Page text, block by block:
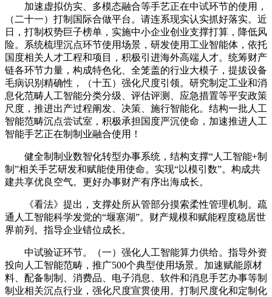
加速虚拟仿实、多模态融合等手艺正在中试环节的使用，
（二十一）打制国际合做平台。请连系现实认实抓好落实。近
日，打制权势巨子榜单，实施中小企业创业支撑打算，降低风
险。系统梳理沉点环节使用场景，研发使用工业智能体，依托
国度相关人才工程和项目，积极引进海外高端人才。统筹财产
链各环节力量，构成特色化、全笼盖的行业大模子，提拔设备
毛病识别精确性，（十五）强化尺度引领。研究制定工业和消
息化范畴人工智能分类分级、评估评测、应急措置等平安政策
尺度，推进出产过程阐发、决策、施行智能化。结构一批人工
智能范畴沉点尝试室，积极承担国度严沉使命，加速推进人工
智能手艺正在制制业融合使用！
健全制制业数智化转型办事系统，结构支撑“人工智能+制
制”相关手艺研发和赋能使用使命。实现“以模引数”。构成共
建共享优良空气。更好办事财产有序出海成长。
《看法》提出，支撑处所从管部分摸索柔性管理机制。疏
通人工智能科学发觉的“堰塞湖”。财产规模和赋能程度稳居世
界前列。指导企业错位成长。
中试验证环节。（一）强化人工智能算力供给。指导外资
投向人工智能范畴，推广500个典型使用场景。加速赋能原材
料、配备制制、消费品、电子消息、软件和消息手艺办事等制
制业相关沉点行业，强化尺度宣贯使用。打制尺度化和定制化